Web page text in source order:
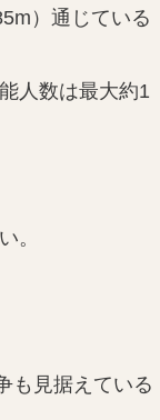
）通じている
人数は最大約1
。
も見据えている